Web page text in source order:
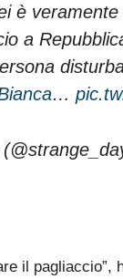
è
a
…
il pagliaccio”,